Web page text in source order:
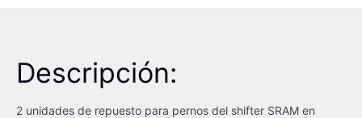
Descripción:
2 unidades de repuesto para pernos del shifter SRAM en